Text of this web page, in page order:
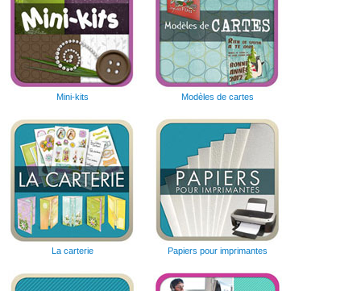
Mini-kits Modèles de cartes
La carterie Papiers pour imprimantes